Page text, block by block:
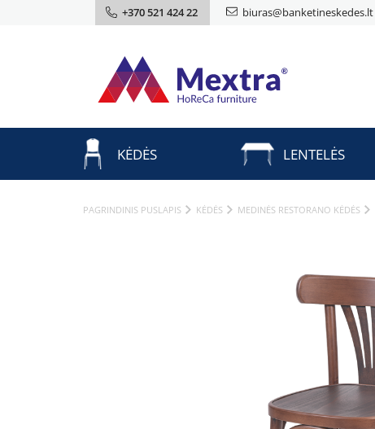
+370 521 424 22 biuras@banketineskedes.lt
KĖDĖS LENTELĖS
PAGRINDINIS PUSLAPIS KĖDĖS MEDINĖS RESTORANO KĖDĖS